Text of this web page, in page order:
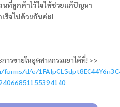
ที่ลูกค้าไว้ใจให้ช่วยแก้ปัญหา
ร็จไปด้วยกันค่ะ!
ารขายในอุตสาหกรรมยาได้ที่! >>
d/e/